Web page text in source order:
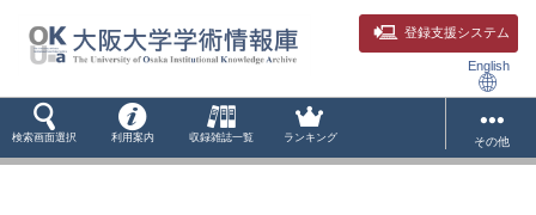
登録支援システム
English
検索画面選択 利用案内 収録雑誌一覧 ランキング その他